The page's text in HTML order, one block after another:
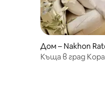
Дом – Nakhon
Къща в град